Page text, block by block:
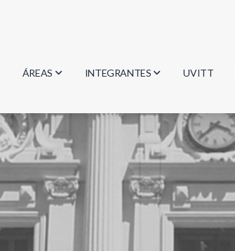
ÁREAS
Biología
Física
Geociencias
Informática
Matemática
INTEGRANTES
Investigadores
Estudiantes
Egresados
UVITT